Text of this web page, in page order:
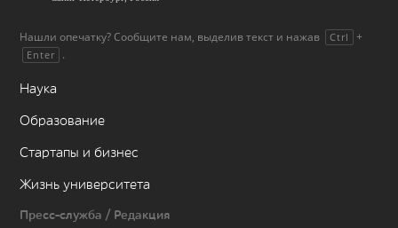
Нашли опечатку? Сообщите нам, выделив текст и нажав Ctrl +
Enter .
Наука
Образование
Стартапы и бизнес
Жизнь университета
Пресс-служба / Редакция